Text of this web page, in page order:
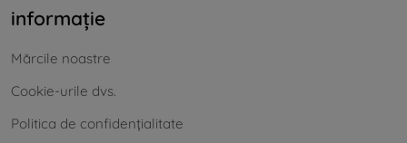
informație
Mărcile noastre
Cookie-urile dvs.
Politica de confidențialitate